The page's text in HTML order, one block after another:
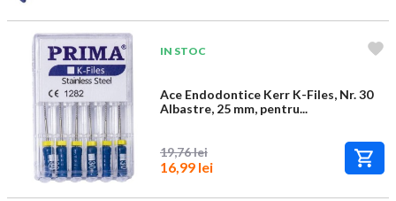
IN STOC
Ace Endodontice Kerr K-Files, Nr. 30
Albastre, 25 mm, pentru...
19,76 lei
16,99 lei